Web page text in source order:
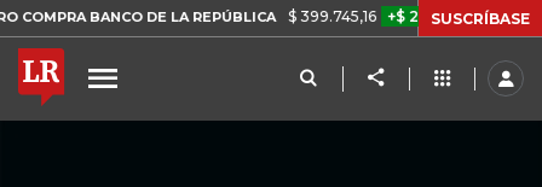
BANCO DE LA REPÚBLICA $ 399.745,16 +$ 2.295,71 +0,58%
SUSCRÍBASE